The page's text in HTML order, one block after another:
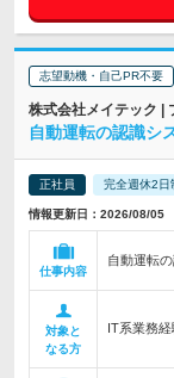
志望動機・自己PR不要
株式会社メイテック |
自動運転の認識シ
正社員 完全週休2日
情報更新日：2026/08/05
仕事内容
自動運転
対象と
なる方
IT系業務